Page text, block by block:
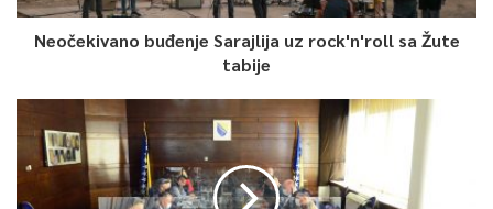
Neočekivano buđenje Sarajlija uz rock'n'roll sa Žute
tabije